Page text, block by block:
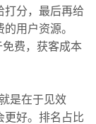
打分，最后再给
用户资源。
费，获客成本
是在于见效
更好。排名占比